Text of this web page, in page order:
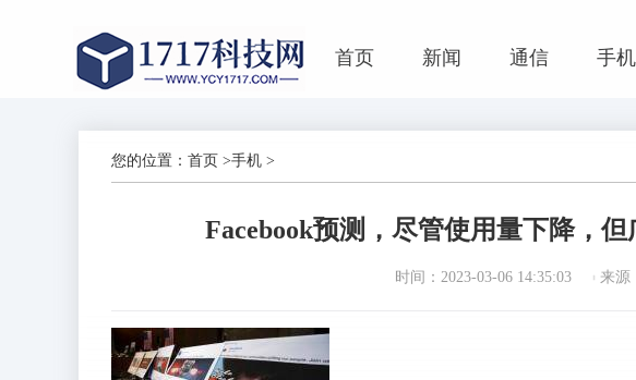
首页 新闻 通信 手机
您的位置： 首页 >手机 >
Facebook预测，尽管使用量下降，
时间：2023-03-06 14:35:03 来源